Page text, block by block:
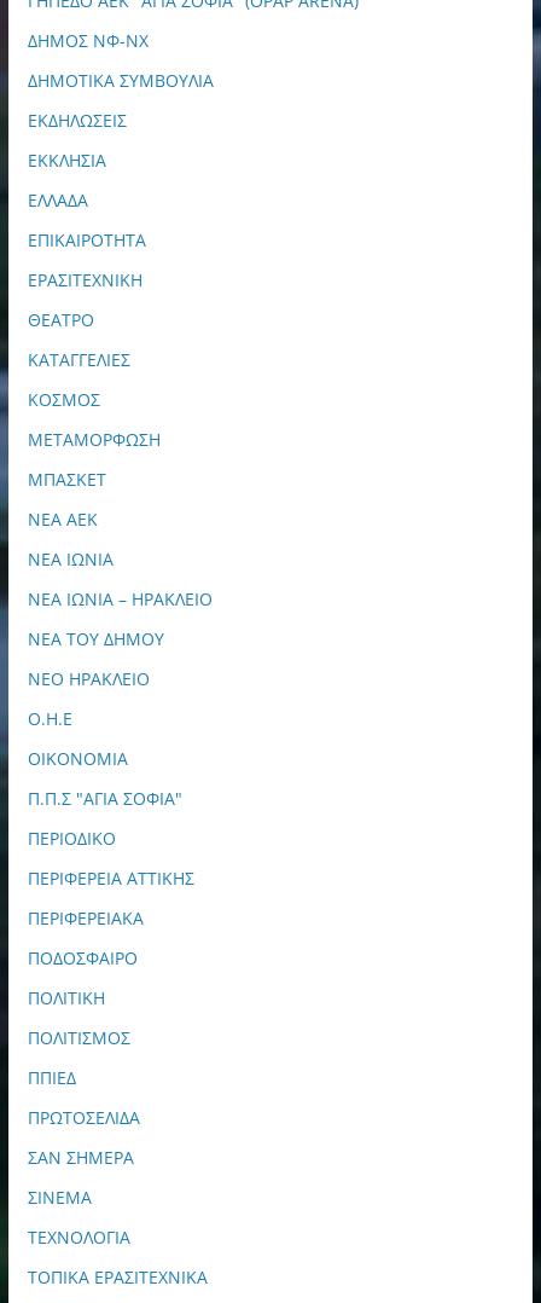
ΔΗΜΟΣ ΝΦ-ΝΧ
ΔΗΜΟΤΙΚΑ ΣΥΜΒΟΥΛΙΑ
ΕΚΔΗΛΩΣΕΙΣ
ΕΚΚΛΗΣΙΑ
ΕΛΛΑΔΑ
ΕΠΙΚΑΙΡΟΤΗΤΑ
ΕΡΑΣΙΤΕΧΝΙΚΗ
ΘΕΑΤΡΟ
ΚΑΤΑΓΓΕΛΙΕΣ
ΚΟΣΜΟΣ
ΜΕΤΑΜΟΡΦΩΣΗ
ΜΠΑΣΚΕΤ
ΝΕΑ ΑΕΚ
ΝΕΑ ΙΩΝΙΑ
ΝΕΑ ΙΩΝΙΑ – ΗΡΑΚΛΕΙΟ
ΝΕΑ ΤΟΥ ΔΗΜΟΥ
ΝΕΟ ΗΡΑΚΛΕΙΟ
Ο.Η.Ε
ΟΙΚΟΝΟΜΙΑ
Π.Π.Σ "ΑΓΙΑ ΣΟΦΙΑ"
ΠΕΡΙΟΔΙΚΟ
ΠΕΡΙΦΕΡΕΙΑ ΑΤΤΙΚΗΣ
ΠΕΡΙΦΕΡΕΙΑΚΑ
ΠΟΔΟΣΦΑΙΡΟ
ΠΟΛΙΤΙΚΗ
ΠΟΛΙΤΙΣΜΟΣ
ΠΠΙΕΔ
ΠΡΩΤΟΣΕΛΙΔΑ
ΣΑΝ ΣΗΜΕΡΑ
ΣΙΝΕΜΑ
ΤΕΧΝΟΛΟΓΙΑ
ΤΟΠΙΚΑ ΕΡΑΣΙΤΕΧΝΙΚΑ